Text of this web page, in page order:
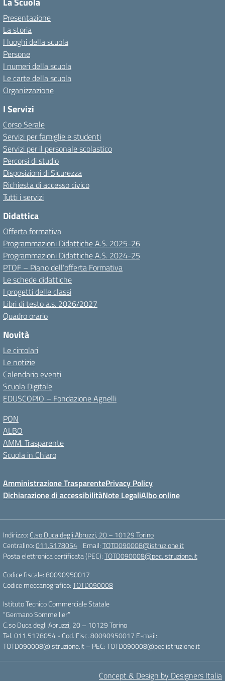
Presentazione
La storia
I luoghi della scuola
Persone
I numeri della scuola
Le carte della scuola
Organizzazione
I Servizi
Corso Serale
Servizi per famiglie e studenti
Servizi per il personale scolastico
Percorsi di studio
Disposizioni di Sicurezza
Richiesta di accesso civico
Tutti i servizi
Didattica
Offerta formativa
Programmazioni Didattiche A.S. 2025-26
Programmazioni Didattiche A.S. 2024-25
PTOF – Piano dell’offerta Formativa
Le schede didattiche
I progetti delle classi
Libri di testo a.s. 2026/2027
Quadro orario
Novità
Le circolari
Le notizie
Calendario eventi
Scuola Digitale
EDUSCOPIO – Fondazione Agnelli
PON
ALBO
AMM. Trasparente
Scuola in Chiaro
Amministrazione TrasparentePrivacy Policy
Dichiarazione di accessibilitàNote LegaliAlbo online
Indirizzo: C.so Duca degli Abruzzi, 20 – 10129 Torino
Centralino:011.5178054 Email:TOTD090008@istruzione.it
Posta elettronica certificata (PEC):TOTD090008@pec.istruzione.it
Codice fiscale: 80090950017
Codice meccanografico:TOTD090008
Istituto Tecnico Commerciale Statale
“Germano Sommeiller”
C.so Duca degli Abruzzi, 20 – 10129 Torino
Tel. 011.5178054 - Cod. Fisc. 80090950017 E-mail:
TOTD090008@istruzione.it – PEC: TOTD090008@pec.istruzione.it
Concept & Design by Designers Italia